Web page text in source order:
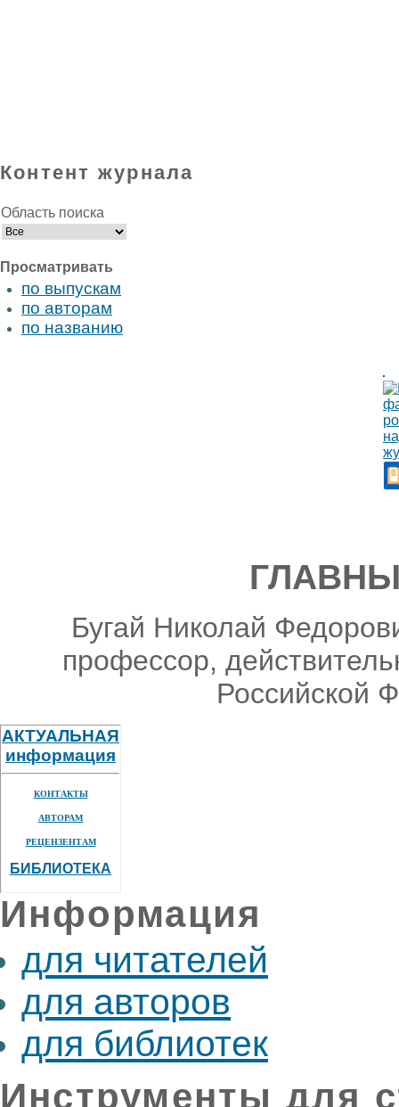
Контент журнала
Область поиска
Просматривать
по выпускам
по авторам
по названию
Бугай Николай
профессор,
Российской
АКТУАЛЬНАЯ
информация
КОНТАКТЫ
АВТОРАМ
РЕЦЕНЗЕНТАМ
БИБЛИОТЕКА
Информация
для читателей
для авторов
для библиотек
Инструменты для